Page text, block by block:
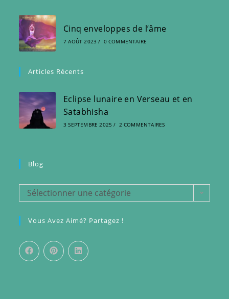
Cinq enveloppes de l’âme
7 AOÛT 2023 / 0 COMMENTAIRE
Articles Récents
Eclipse lunaire en Verseau et en
Satabhisha
3 SEPTEMBRE 2025 / 2 COMMENTAIRES
Blog
BlogSélectionner une catégorie
Vous Avez Aimé? Partagez !